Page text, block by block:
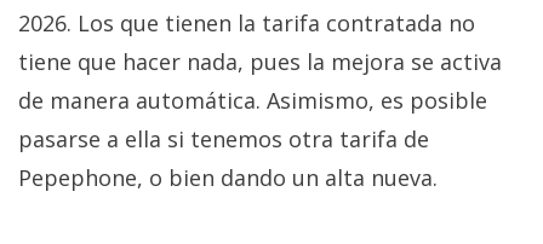
2026. Los que tienen la tarifa contratada no
tiene que hacer nada, pues la mejora se activa
de manera automática. Asimismo, es posible
pasarse a ella si tenemos otra tarifa de
Pepephone, o bien dando un alta nueva.